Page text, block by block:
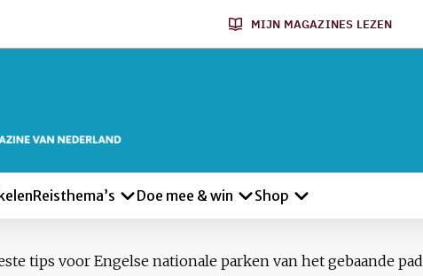
MIJN MAGAZINES LEZEN
Reisthema’s Doe mee & win Shop
tips voor Engelse nationale parken van het gebaande pad